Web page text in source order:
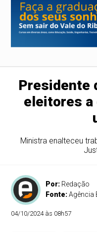
Presidente
eleitores a
Ministra enalteceu
Por: Redação
Fonte:Agência
04/10/2024 às 08h57